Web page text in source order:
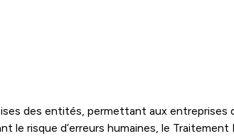
des entités, permettant aux entreprises
le risque d’erreurs humaines, le